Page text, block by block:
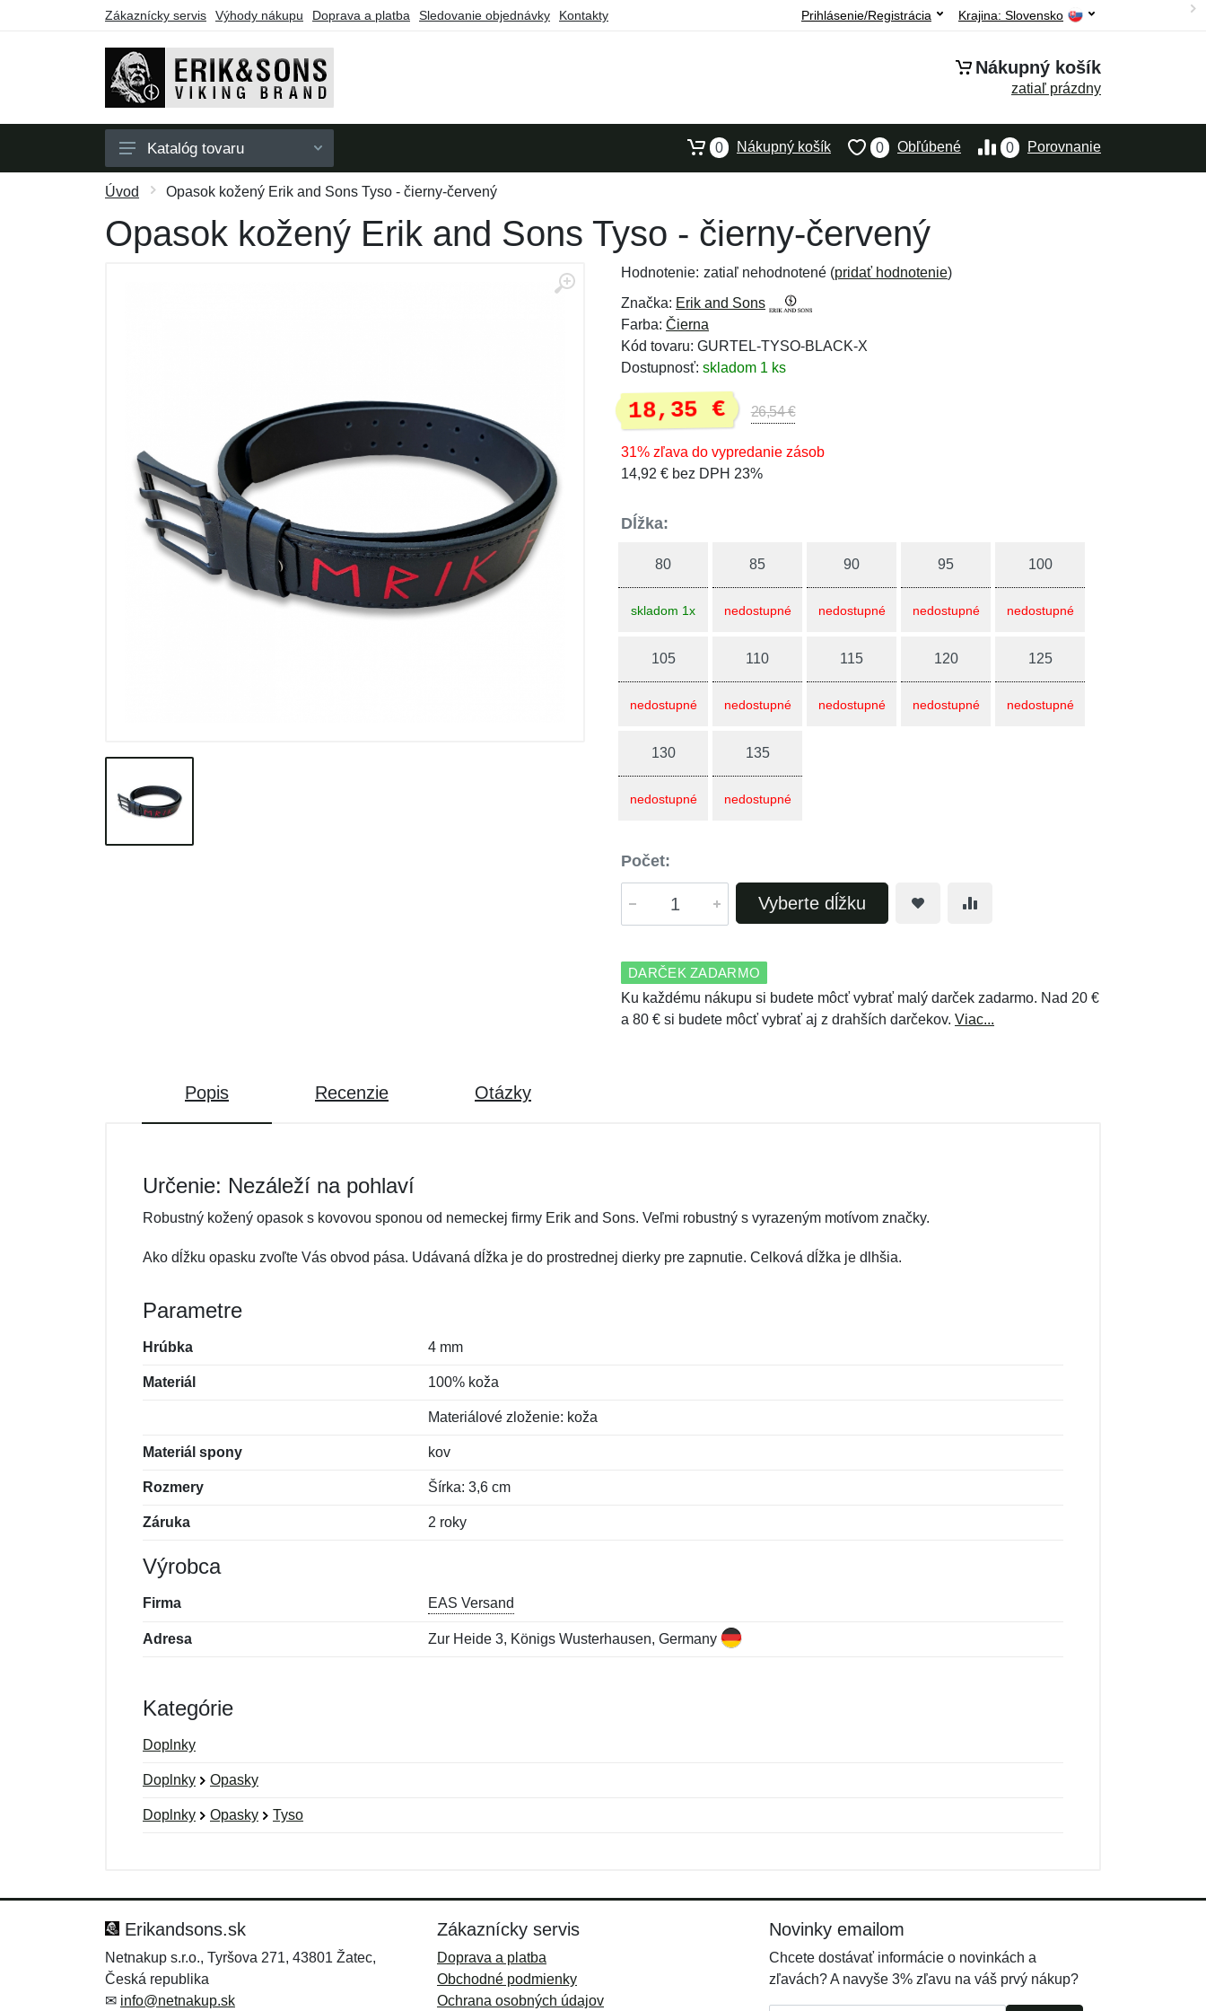
Zákaznícky servis Výhody nákupu Doprava a platba Sledovanie objednávky Kontakty Krajina: Slovensko
Prihlásenie/Registrácia
Nákupný košík
zatiaľ prázdny
Pánske
Dámske
Doplnky
Katalóg tovaru 0 Porovnanie
0 Obľúbené
0 Nákupný košík
Úvod Opasok kožený Erik and Sons Tyso - čierny-červený
Opasok kožený Erik and Sons Tyso - čierny-červený
Hodnotenie: zatiaľ nehodnotené (pridať hodnotenie)
Značka: Erik and Sons
Farba: Čierna
Kód tovaru: GURTEL-TYSO-BLACK-X
Dostupnosť: skladom 1 ks
18,35 € 26,54 €
31% zľava do vypredanie zásob
14,92 € bez DPH 23%
Dĺžka:
80
skladom 1x
85
nedostupné
90
nedostupné
95
nedostupné
100
nedostupné
105
nedostupné
110
nedostupné
115
nedostupné
120
nedostupné
125
nedostupné
130
nedostupné
135
nedostupné
Počet:
Vyberte dĺžku
DARČEK ZADARMO
Ku každému nákupu si budete môcť vybrať malý darček zadarmo. Nad 20 €
a 80 € si budete môcť vybrať aj z drahších darčekov. Viac...
Popis Recenzie Otázky
Určenie: Nezáleží na pohlaví
Robustný kožený opasok s kovovou sponou od nemeckej firmy Erik and Sons. Veľmi robustný s vyrazeným motívom značky.
Ako dĺžku opasku zvoľte Vás obvod pása. Udávaná dĺžka je do prostrednej dierky pre zapnutie. Celková dĺžka je dlhšia.
Parametre
Hrúbka 4 mm
Materiál 100% koža
Materiálové zloženie: koža
Materiál spony kov
Rozmery Šírka: 3,6 cm
Záruka 2 roky
Výrobca
Firma EAS Versand
Adresa Zur Heide 3, Königs Wusterhausen, Germany
Kategórie
Doplnky
Doplnky Opasky
Doplnky Opasky Tyso
Správa*
Správa*
Erikandsons.sk
Netnakup s.r.o., Tyršova 271, 43801 Žatec,
Česká republika
✉ info@netnakup.sk
Zákaznícky servis
Doprava a platba
Obchodné podmienky
Ochrana osobných údajov
Novinky emailom
Chcete dostávať informácie o novinkách a
zľavách? A navyše 3% zľavu na váš prvý nákup?